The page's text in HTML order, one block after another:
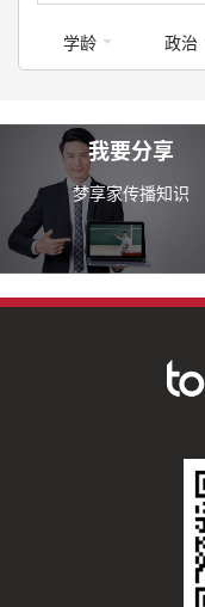
学龄 政治
我要分享
梦享家传播知识